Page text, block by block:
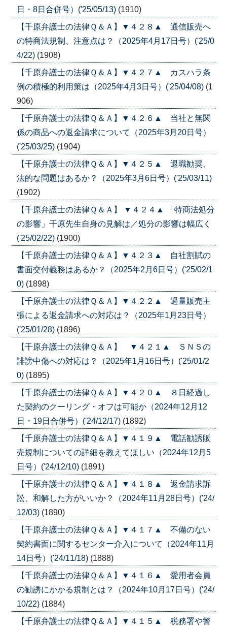
日・8日合併号）('25/05/13) (1910)
【千原弁護士の法律Ｑ＆Ａ】▼４２８▲ 通信販売へ
の特商法規制、注意点は？（2025年4月17日号）('25/0
4/22) (1908)
【千原弁護士の法律Ｑ＆Ａ】▼４２７▲ カスハラ条
例の積極的利用策は（2025年4月3日号）('25/04/08) (1
906)
【千原弁護士の法律Ｑ＆Ａ】▼４２６▲ 当社と無関
係の商品への返金請求について（2025年3月20日号）
('25/03/25) (1904)
【千原弁護士の法律Ｑ＆Ａ】▼４２５▲ 退職勧奨、
法的な問題はあるか？（2025年3月6日号）('25/03/11)
(1902)
【千原弁護士の法律Ｑ＆Ａ】 ▼４２４▲ 「特商法処分
の影響」千原先生自身の見解は／処分の影響は幅広く
('25/02/22) (1900)
【千原弁護士の法律Ｑ＆Ａ】▼４２３▲ 自社割賦の
書面交付義務はあるか？（2025年2月6日号）('25/02/1
0) (1898)
【千原弁護士の法律Ｑ＆Ａ】▼４２２▲ 過量販売主
張による返金請求への対応は？（2025年1月23日号）
('25/01/28) (1896)
【千原弁護士の法律Ｑ＆Ａ】 ▼４２１▲ ＳＮＳの
誹謗中傷への対応は？（2025年1月16日号）('25/01/2
0) (1895)
【千原弁護士の法律Ｑ＆Ａ】▼４２０▲ ８日経過し
た契約のクーリング・オフは可能か（2024年12月12
日・19日合併号）('24/12/17) (1892)
【千原弁護士の法律Ｑ＆Ａ】▼４１９▲ 電話勧誘販
売規制についての詳細を教えてほしい（2024年12月5
日号）('24/12/10) (1891)
【千原弁護士の法律Ｑ＆Ａ】▼４１８▲ 返金請求訴
訟、和解した方がいいか？（2024年11月28日号）('24/
12/03) (1890)
【千原弁護士の法律Ｑ＆Ａ】▼４１７▲ 不備のない
契約書面に関するセンター介入について（2024年11月
14日号）('24/11/18) (1888)
【千原弁護士の法律Ｑ＆Ａ】▼４１６▲ 愛用者会員
の勧誘にかかる規制とは？（2024年10月17日号）('24/
10/22) (1884)
【千原弁護士の法律Ｑ＆Ａ】▼４１５▲ 税務署や警